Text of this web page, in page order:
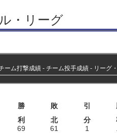
・リーグ
ーム打撃成績 ‐ チーム投手成績 ‐ リーグ
勝
利
敗
北
引
分
69 61 1